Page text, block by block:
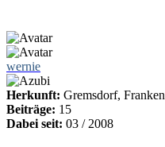
wernie
Herkunft: Gremsdorf, Franken
Beiträge: 15
Dabei seit: 03 / 2008